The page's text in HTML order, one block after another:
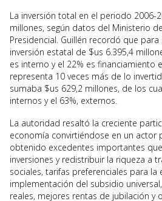
La inversión total en el periodo 2006-
millones, según datos del Ministerio
Presidencial. Guillén recordó que
inversión estatal de $us 6.395,4
es interno y el 22% es financiamiento
representa 10 veces más de lo
sumaba $us 629,2 millones, de los
internos y el 63%, externos.
La autoridad resaltó la creciente
economía convirtiéndose en un actor
obtenido excedentes importantes
inversiones y redistribuir la riqueza a
sociales, tarifas preferenciales para la
implementación del subsidio
reales, mejores rentas de jubilación y